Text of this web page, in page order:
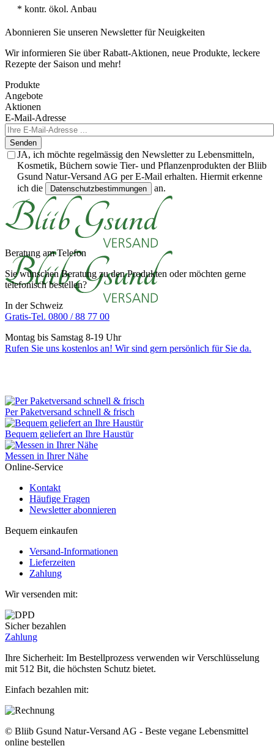
* kontr. ökol. Anbau
Abonnieren Sie unseren Newsletter für Neuigkeiten
Wir informieren Sie über Rabatt-Aktionen, neue Produkte, leckere
Rezepte der Saison und mehr!
Produkte
Angebote
Aktionen
E-Mail-Adresse
Senden
JA, ich möchte regelmässig den Newsletter zu Lebensmitteln,
Kosmetik, Büchern sowie Tier- und Pflanzenprodukten der Bliib
Gsund Natur-Versand AG per E-Mail erhalten. Hiermit erkenne
ich die
Datenschutzbestimmungen an.
Beratung am Telefon
Sie wünschen Beratung zu den Produkten oder möchten gerne
telefonisch bestellen?
In der Schweiz
Gratis-Tel. 0800 / 88 77 00
Montag bis Samstag 8-19 Uhr
Rufen Sie uns kostenlos an! Wir sind gern persönlich für Sie da.
Per Paketversand schnell & frisch
Bequem geliefert an Ihre Haustür
Messen in Ihrer Nähe
Online-Service
Kontakt
Häufige Fragen
Newsletter abonnieren
Bequem einkaufen
Versand-Informationen
Lieferzeiten
Zahlung
Wir versenden mit:
Sicher bezahlen
Zahlung
Ihre Sicherheit: Im Bestellprozess verwenden wir Verschlüsselung
mit 512 Bit, die höchsten Schutz bietet.
Einfach bezahlen mit:
© Bliib Gsund Natur-Versand AG - Beste vegane Lebensmittel
online bestellen